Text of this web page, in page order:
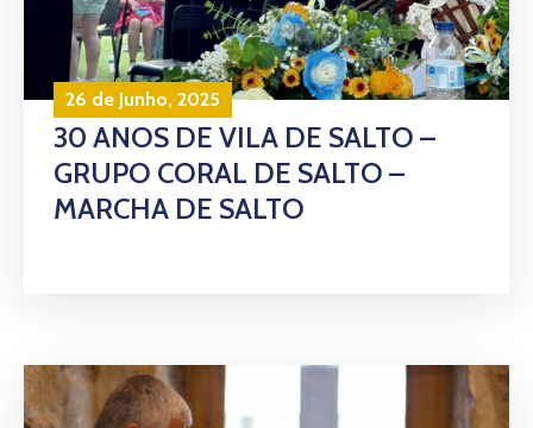
26 de Junho, 2025
30 ANOS DE VILA DE SALTO –
GRUPO CORAL DE SALTO –
MARCHA DE SALTO